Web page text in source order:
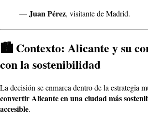
—Juan Pérez, visitante de Madrid.
🏙️ Contexto: Alicante y su
con la sostenibilidad
La decisión se enmarca dentro de la estrategia
convertir Alicante en una ciudad más
accesible.